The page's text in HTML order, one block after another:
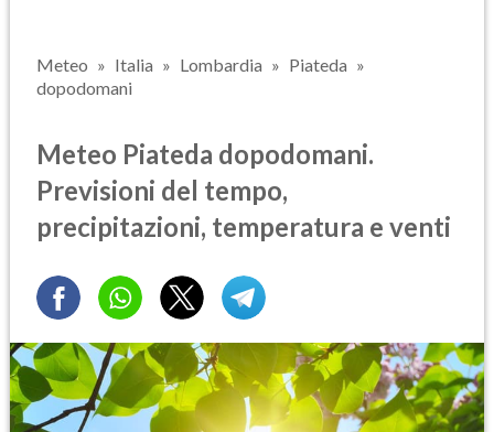
Meteo Italia Lombardia
Piateda
dopodomani
Meteo Piateda dopodomani.
Previsioni del tempo,
precipitazioni, temperatura e venti